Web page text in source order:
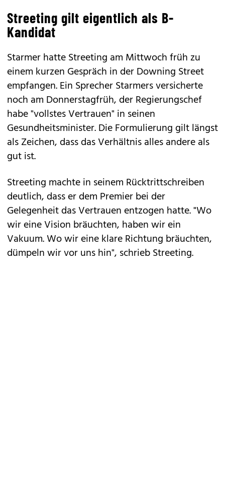
Streeting gilt eigentlich als B-
Kandidat
Starmer hatte Streeting am Mittwoch früh zu
einem kurzen Gespräch in der Downing Street
empfangen. Ein Sprecher Starmers versicherte
noch am Donnerstagfrüh, der Regierungschef
habe "vollstes Vertrauen" in seinen
Gesundheitsminister. Die Formulierung gilt längst
als Zeichen, dass das Verhältnis alles andere als
gut ist.
Streeting machte in seinem Rücktrittschreiben
deutlich, dass er dem Premier bei der
Gelegenheit das Vertrauen entzogen hatte. "Wo
wir eine Vision bräuchten, haben wir ein
Vakuum. Wo wir eine klare Richtung bräuchten,
dümpeln wir vor uns hin", schrieb Streeting.